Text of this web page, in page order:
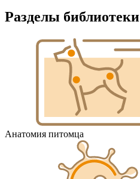
Разделы библиотеки
Анатомия питомца